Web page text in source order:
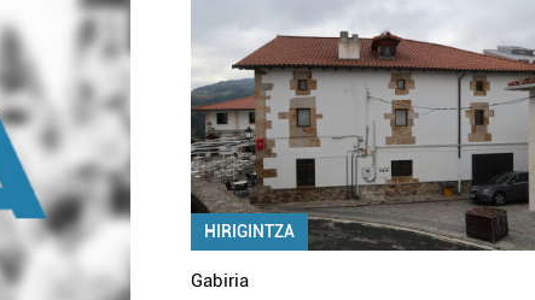
HIRIGINTZA
Gabiria